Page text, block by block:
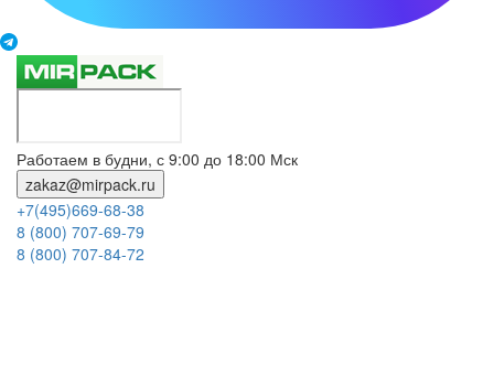
Работаем в будни, с 9:00 до 18:00 Мск
zakaz@mirpack.ru
+7(495)669-68-38
8 (800) 707-69-79
8 (800) 707-84-72